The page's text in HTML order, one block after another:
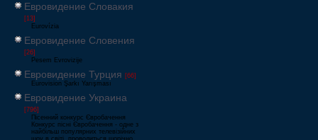
Евровидение Словакия
[13]
Eurovízia
Евровидение Словения
[26]
Pesem Evrovizije
Евровидение Турция [66]
Eurovision Şarkı Yarışması
Евровидение Украина
[796]
Пісенний конкурс Євробачення
Конкурс пісні Євробачення - одне з
найбільш популярних телевізійних
шоу в світі, проводиться щорічно,